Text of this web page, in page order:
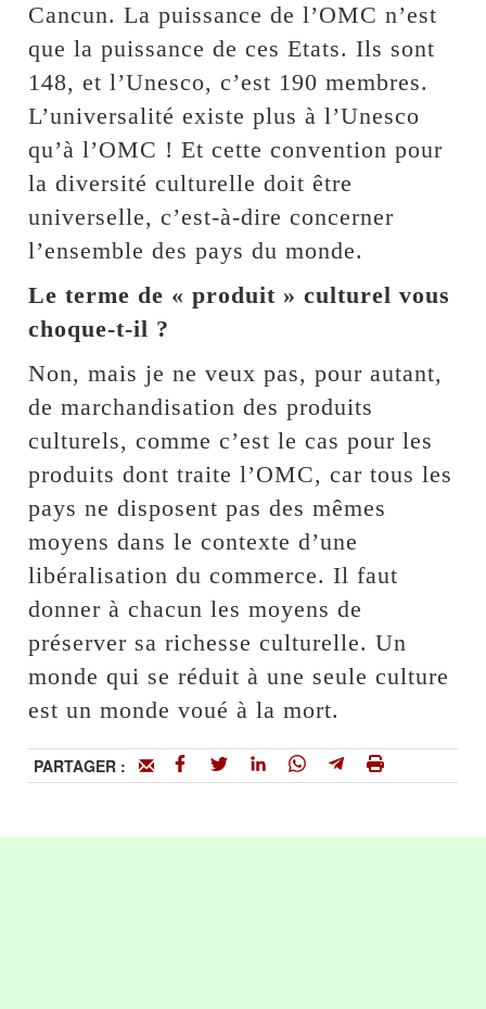
Cancun. La puissance de l’OMC n’est
que la puissance de ces Etats. Ils sont
148, et l’Unesco, c’est 190 membres.
L’universalité existe plus à l’Unesco
qu’à l’OMC ! Et cette convention pour
la diversité culturelle doit être
universelle, c’est-à-dire concerner
l’ensemble des pays du monde.
Le terme de « produit » culturel vous
choque-t-il ?
Non, mais je ne veux pas, pour autant,
de marchandisation des produits
culturels, comme c’est le cas pour les
produits dont traite l’OMC, car tous les
pays ne disposent pas des mêmes
moyens dans le contexte d’une
libéralisation du commerce. Il faut
donner à chacun les moyens de
préserver sa richesse culturelle. Un
monde qui se réduit à une seule culture
est un monde voué à la mort.
PARTAGER :